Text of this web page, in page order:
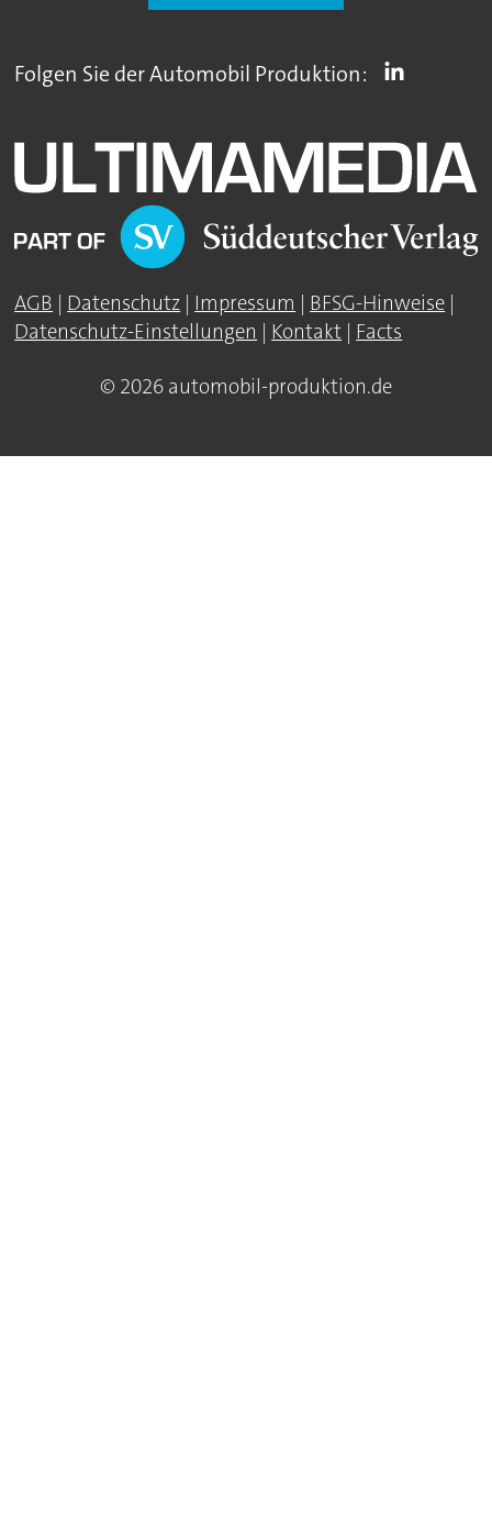
Folgen Sie der Automobil Produktion:
AGB | Datenschutz | Impressum | BFSG-Hinweise |
Datenschutz-Einstellungen | Kontakt | Facts
© 2026 automobil-produktion.de